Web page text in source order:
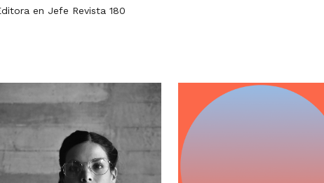
en Jefe Revista 180